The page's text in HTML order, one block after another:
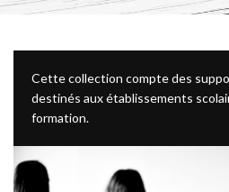
Cette collection compte des
destinés aux établissements
formation.